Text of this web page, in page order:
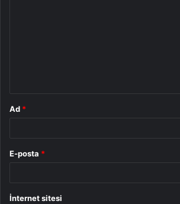
Ad *
E-posta *
İnternet sitesi